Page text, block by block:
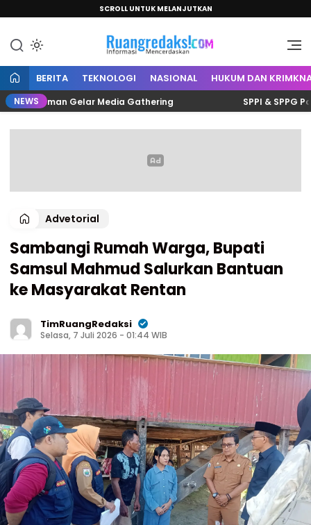
SCROLL UNTUK MELANJUTKAN
Ruang Redaksi
Informasi Mencerdaskan
BERITA TEKNOLOGI NASIONAL HUKUM DAN
NEWSGelar Media Gathering SPPI & SPPG
Advetorial
Sambangi Rumah Warga, Bupati
Samsul Mahmud Salurkan Bantuan
ke Masyarakat Rentan
TimRuangRedaksi
Selasa, 7 Juli 2026 - 01:44 WIB